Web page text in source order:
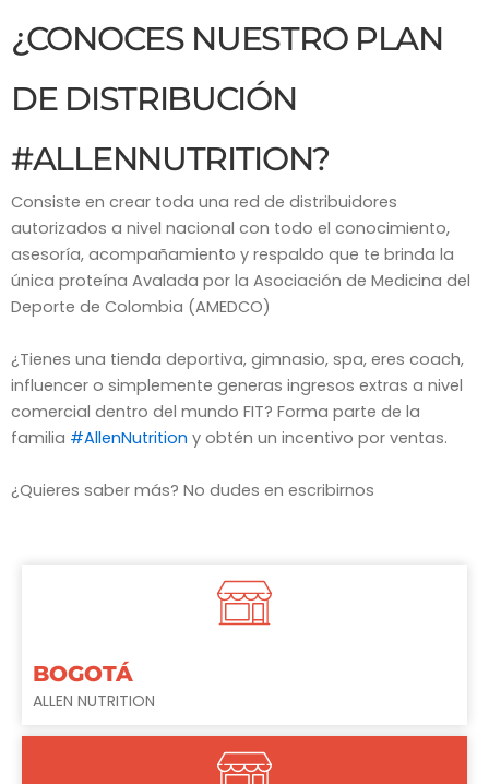
¿CONOCES NUESTRO PLAN
DE DISTRIBUCIÓN
#ALLENNUTRITION?
Consiste en crear toda una red de distribuidores
autorizados a nivel nacional con todo el conocimiento,
asesoría, acompañamiento y respaldo que te brinda la
única proteína Avalada por la Asociación de Medicina del
Deporte de Colombia (AMEDCO)
¿Tienes una tienda deportiva, gimnasio, spa, eres coach,
influencer o simplemente generas ingresos extras a nivel
comercial dentro del mundo FIT? Forma parte de la
familia #AllenNutrition y obtén un incentivo por ventas.
¿Quieres saber más? No dudes en escribirnos
BOGOTÁ
ALLEN NUTRITION